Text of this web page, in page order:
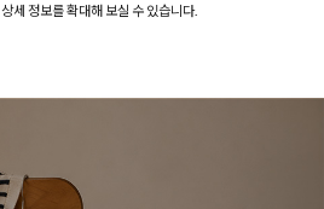
상세 정보를 확대해 보실 수 있습니다.